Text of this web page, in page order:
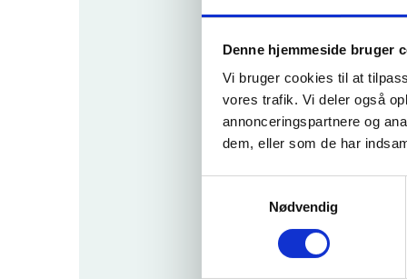
Denne hjemmeside bruger
Vi bruger cookies til at
vores trafik. Vi deler også
annonceringspartnere og
dem, eller som de har
Nødvendig
o
s
k
d
o
u
e
n
t